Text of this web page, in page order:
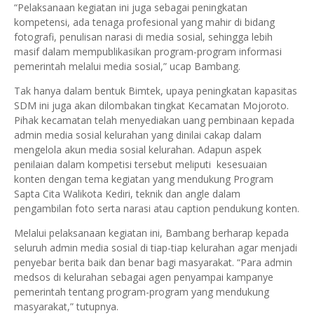
“Pelaksanaan kegiatan ini juga sebagai peningkatan
kompetensi, ada tenaga profesional yang mahir di bidang
fotografi, penulisan narasi di media sosial, sehingga lebih
masif dalam mempublikasikan program-program informasi
pemerintah melalui media sosial,” ucap Bambang.
Tak hanya dalam bentuk Bimtek, upaya peningkatan kapasitas
SDM ini juga akan dilombakan tingkat Kecamatan Mojoroto.
Pihak kecamatan telah menyediakan uang pembinaan kepada
admin media sosial kelurahan yang dinilai cakap dalam
mengelola akun media sosial kelurahan. Adapun aspek
penilaian dalam kompetisi tersebut meliputi kesesuaian
konten dengan tema kegiatan yang mendukung Program
Sapta Cita Walikota Kediri, teknik dan angle dalam
pengambilan foto serta narasi atau caption pendukung konten.
Melalui pelaksanaan kegiatan ini, Bambang berharap kepada
seluruh admin media sosial di tiap-tiap kelurahan agar menjadi
penyebar berita baik dan benar bagi masyarakat. “Para admin
medsos di kelurahan sebagai agen penyampai kampanye
pemerintah tentang program-program yang mendukung
masyarakat,” tutupnya.